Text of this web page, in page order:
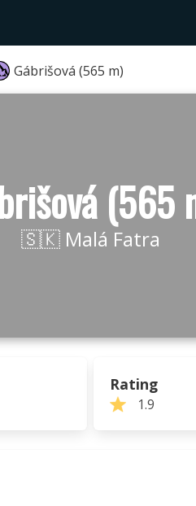
Gábrišová (565 m)
(565
🇸🇰 Malá Fatra
Rating
1.9